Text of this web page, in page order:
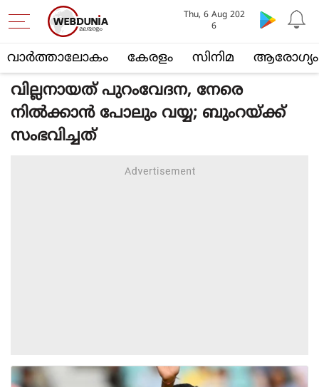
വാര്‍ത്താലോകം കേരളം സിനിമ ആരോഗ്യം
Thu, 6 Aug 202
6
വില്ലനായത് പുറംവേദന, നേരെ
നില്‍ക്കാന്‍ പോലും വയ്യ; ബുംറയ്ക്ക്
സംഭവിച്ചത്